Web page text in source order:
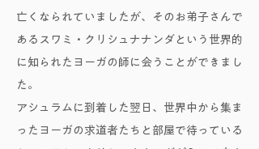
亡くなられていましたが、そのお弟子さんで
あるスワミ・クリシュナナンダという世界的
に知られたヨーガの師に会うことができまし
た。
アシュラムに到着した翌日、世界中から集ま
ったヨーガの求道者たちと部屋で待っている